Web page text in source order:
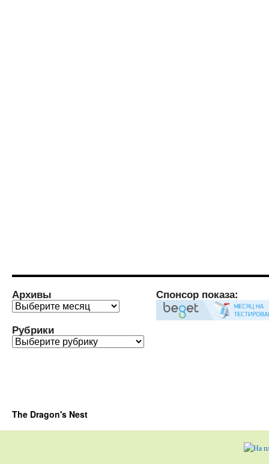
Архивы
Архивы
Рубрики
Рубрики
Спонсор показа:
The Dragon's Nest